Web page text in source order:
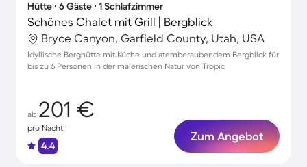
Hütte ∙ 6 Gäste ∙ 1 Schlafzimmer
Schönes Chalet mit Grill | Bergblick
Bryce Canyon, Garfield County, Utah, USA
Idyllische Berghütte mit Küche und atemberaubendem Bergblick für
bis zu 6 Personen in der malerischen Natur von Tropic
ab 201 €
pro Nacht
4.4
Zum Angebot